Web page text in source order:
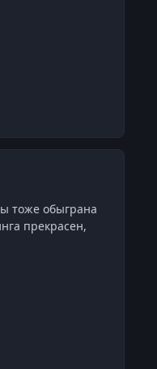
тоже обыграна
прекрасен,